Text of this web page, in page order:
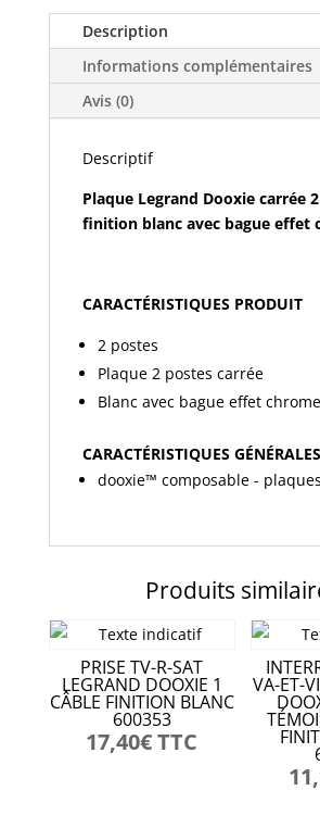
CARRÉE
2
POSTES
FINITION
BLANC
AVEC
EFFET
CHROME
Description
Informations complémentaires
Avis (0)
Descriptif
Plaque Legrand Dooxie carrée
finition blanc avec bague effet
CARACTÉRISTIQUES PRODUIT
2 postes
Plaque 2 postes carrée
Blanc avec bague effet chrome
CARACTÉRISTIQUES GÉNÉRALES
dooxie™ composable - plaques
Produits
PRISE TV-R-SAT
LEGRAND DOOXIE 1
CÂBLE FINITION BLANC
600353
17,40€TTC
VA-ET-